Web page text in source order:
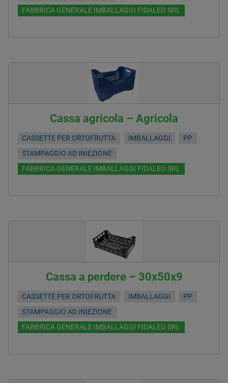
FABBRICA GENERALE IMBALLAGGI FIDALEO SRL
Cassa agricola – Agricola
CASSETTE PER ORTOFRUTTA IMBALLAGGI
PP
STAMPAGGIO AD INIEZIONE
FABBRICA GENERALE IMBALLAGGI FIDALEO SRL
Cassa a perdere – 30x50x9
CASSETTE PER ORTOFRUTTA IMBALLAGGI
PP
STAMPAGGIO AD INIEZIONE
FABBRICA GENERALE IMBALLAGGI FIDALEO SRL